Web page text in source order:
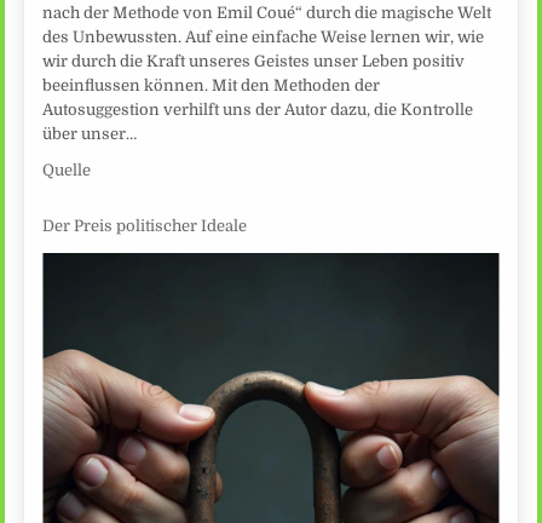
nach der Methode von Emil Coué“ durch die magische Welt
des Unbewussten. Auf eine einfache Weise lernen wir, wie
wir durch die Kraft unseres Geistes unser Leben positiv
beeinflussen können. Mit den Methoden der
Autosuggestion verhilft uns der Autor dazu, die Kontrolle
über unser…
Quelle
Der Preis politischer Ideale